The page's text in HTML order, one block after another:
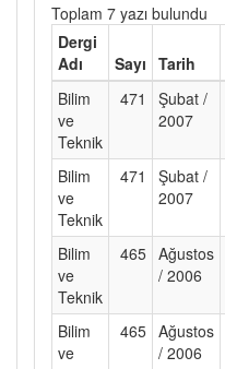
Toplam 7 yazı bulundu
Dergi
Adı
Sayı Tarih
Bilim
ve
Teknik
471
Şubat /
2007
Bilim
ve
Teknik
471
Şubat /
2007
Bilim
ve
Teknik
465 Ağustos
/ 2006
Bilim
ve
465 Ağustos
/ 2006